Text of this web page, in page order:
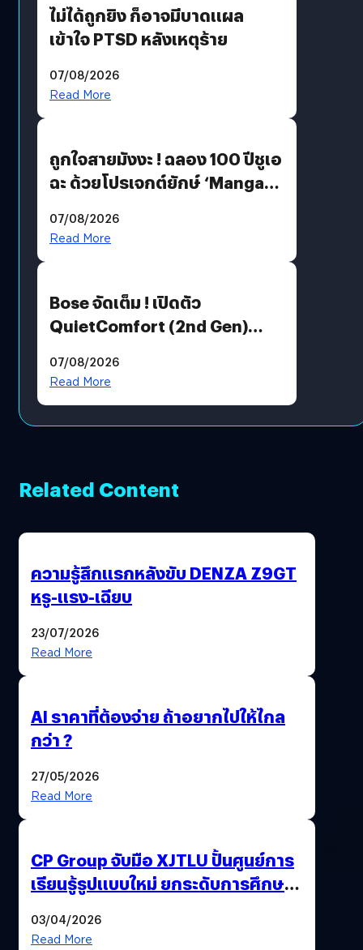
ไม่ได้ถูกยิง ก็อาจมีบาดแผล
เข้าใจ PTSD หลังเหตุร้าย
07/08/2026
Read More
ถูกใจสายมังงะ ! ฉลอง 100 ปีชูเอ
ฉะ ด้วยโปรเจกต์ยักษ์ ‘Manga
มีภาษาไทยด้วย
07/08/2026
Read More
Bose จัดเต็ม ! เปิดตัว
QuietComfort (2nd Gen)
07/08/2026
Read More
Related Content
ความรู้สึกแรกหลังขับ DENZA Z9GT
หรู-แรง-เฉียบ
23/07/2026
Read More
AI ราคาที่ต้องจ่าย ถ้าอยากไปให้ไกล
กว่า ?
27/05/2026
Read More
CP Group จับมือ XJTLU ปั้นศูนย์การ
เรียนรู้รูปแบบใหม่ ยกระดับการศึกษา
03/04/2026
Read More